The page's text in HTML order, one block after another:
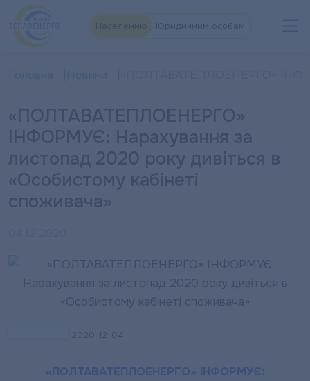
Юридичним особам
«ПОЛТАВАТЕПЛОЕНЕРГО»
ІНФОРМУЄ: Нарахування за
листопад 2020 року дивіться в
«Особистому кабінеті
споживача»
2020-12-04
«ПОЛТАВАТЕПЛОЕНЕРГО» ІНФОРМУЄ: